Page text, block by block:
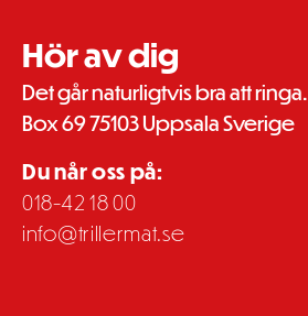
Hör av dig
Det går naturligtvis bra att ringa.
Box 69 75103 Uppsala Sverige
Du når oss på:
018-42 18 00
info@trillermat.se